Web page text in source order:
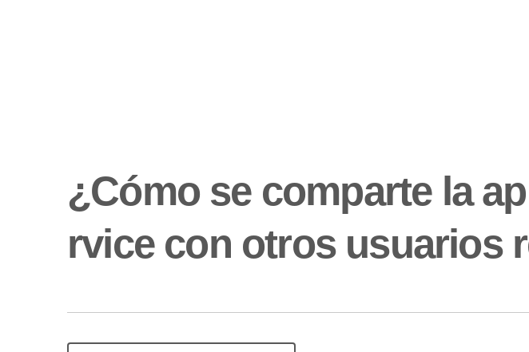
¿Cómo se comparte la
rvice con otros usuarios